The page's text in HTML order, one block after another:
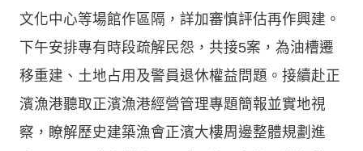
文化中心等場館作區隔，詳加審慎評估再作興建。
下午安排專有時段疏解民怨，共接5案，為油槽遷
移重建、土地占用及警員退休權益問題。接續赴正
濱漁港聽取正濱漁港經營管理專題簡報並實地視
察，瞭解歷史建築漁會正濱大樓周邊整體規劃進